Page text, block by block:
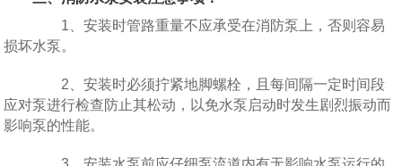
1、安装时管路重量不应承受在消防泵上，否则容易
损坏水泵。
2、安装时必须拧紧地脚螺栓，且每间隔一定时间段
应对泵进行检查防止其松动，以免水泵启动时发生剧烈振动而
影响泵的性能。